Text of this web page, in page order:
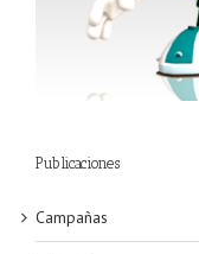
Publicaciones
Campañas